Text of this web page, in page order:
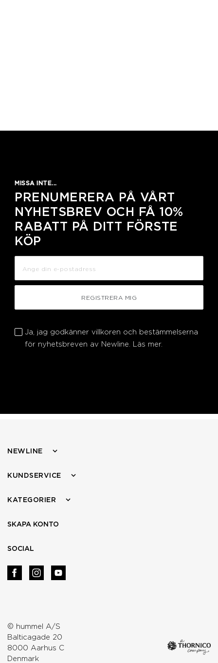
MISSA INTE...
PRENUMERERA PÅ VÅRT
NYHETSBREV OCH FÅ 10%
RABATT PÅ DITT FÖRSTE
KÖP
REGISTRERA MIG
Ja, jag godkänner villkoren och bestämmelserna
för nyhetsbreven av Newline. Läs mer.
© hummel A/S
Balticagade 20
8000 Aarhus C
Denmark
NEWLINE
KUNDSERVICE
KATEGORIER
SKAPA KONTO
SOCIAL